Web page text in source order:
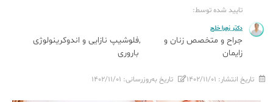
تایید شده توسط:
دکتر زهرا خلج
جراح و متخصص زنان و
زایمان
فلوشیپ نازایی و اندوکرینولوژی
باروری
تاریخ انتشار: ۱۴۰۲/۱۱/۰۱ تاریخ به‌روزرسانی: ۱۴۰۲/۱۱/۰۱